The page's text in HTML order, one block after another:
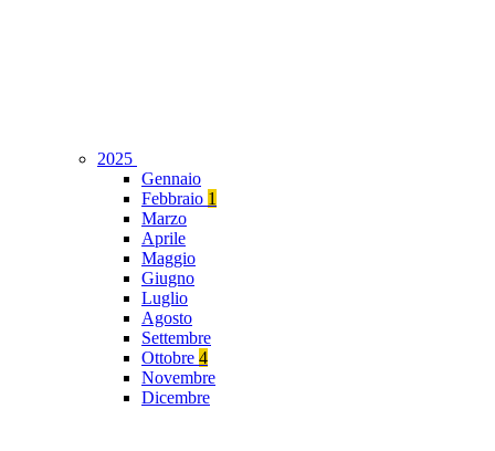
2025
Gennaio
Febbraio 1
Marzo
Aprile
Maggio
Giugno
Luglio
Agosto
Settembre
Ottobre 4
Novembre
Dicembre